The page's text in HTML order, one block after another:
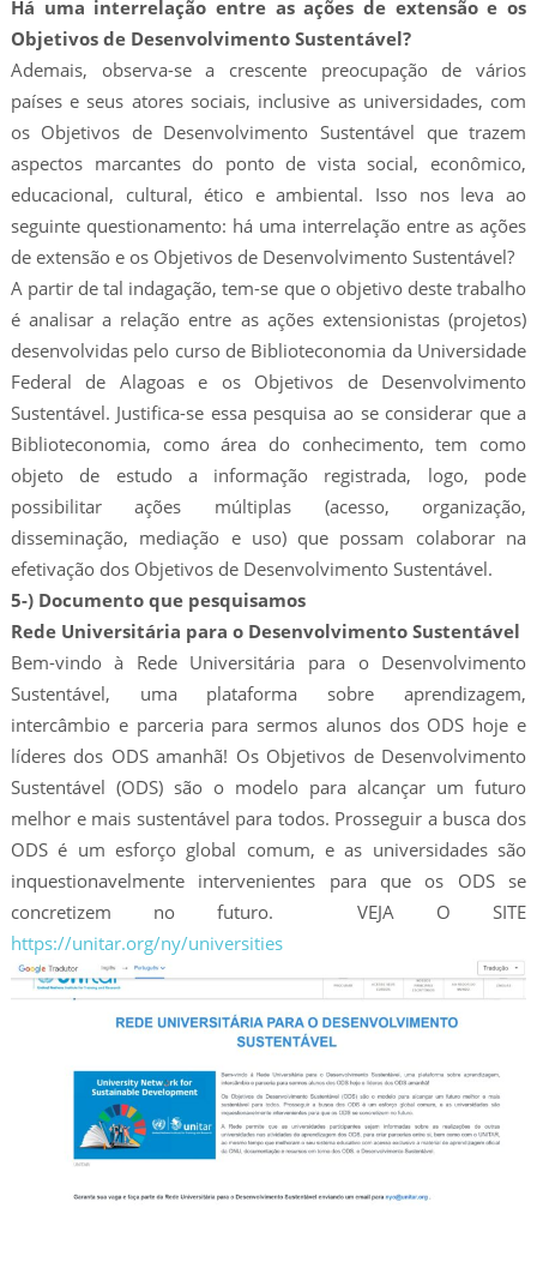
Há uma interrelação entre as ações de extensão e os
Objetivos de Desenvolvimento Sustentável?
Ademais, observa-se a crescente preocupação de vários
países e seus atores sociais, inclusive as universidades, com
os Objetivos de Desenvolvimento Sustentável que trazem
aspectos marcantes do ponto de vista social, econômico,
educacional, cultural, ético e ambiental. Isso nos leva ao
seguinte questionamento: há uma interrelação entre as ações
de extensão e os Objetivos de Desenvolvimento Sustentável?
A partir de tal indagação, tem-se que o objetivo deste trabalho
é analisar a relação entre as ações extensionistas (projetos)
desenvolvidas pelo curso de Biblioteconomia da Universidade
Federal de Alagoas e os Objetivos de Desenvolvimento
Sustentável. Justifica-se essa pesquisa ao se considerar que a
Biblioteconomia, como área do conhecimento, tem como
objeto de estudo a informação registrada, logo, pode
possibilitar ações múltiplas (acesso, organização,
disseminação, mediação e uso) que possam colaborar na
efetivação dos Objetivos de Desenvolvimento Sustentável.
5-) Documento que pesquisamos
Rede Universitária para o Desenvolvimento Sustentável
Bem-vindo à Rede Universitária para o Desenvolvimento
Sustentável, uma plataforma sobre aprendizagem,
intercâmbio e parceria para sermos alunos dos ODS hoje e
líderes dos ODS amanhã! Os Objetivos de Desenvolvimento
Sustentável (ODS) são o modelo para alcançar um futuro
melhor e mais sustentável para todos. Prosseguir a busca dos
ODS é um esforço global comum, e as universidades são
inquestionavelmente intervenientes para que os ODS se
concretizem no futuro. VEJA O SITE
https://unitar.org/ny/universities